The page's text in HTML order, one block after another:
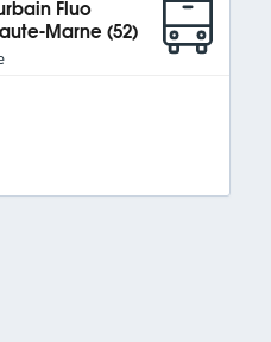
Fluo
Marne (52)